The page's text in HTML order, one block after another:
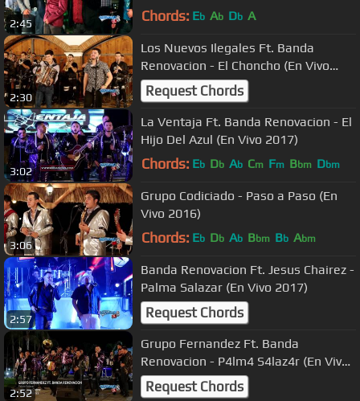
2:45
Guacho (En Vivo 2015)
Chords: Eb Ab Db A
2:30
Los Nuevos Ilegales Ft. Banda
Renovacion - El Choncho (En Vivo
2017)
Request Chords
3:02
La Ventaja Ft. Banda Renovacion - El
Hijo Del Azul (En Vivo 2017)
Chords: Eb Db Ab Cm Fm Bbm Dbm
3:06
Grupo Codiciado - Paso a Paso (En
Vivo 2016)
Chords: Eb Db Ab Bbm Bb Abm
2:57
Banda Renovacion Ft. Jesus Chairez -
Palma Salazar (En Vivo 2017)
Request Chords
2:52
Grupo Fernandez Ft. Banda
Renovacion - P4lm4 S4laz4r (En Vivo
2017)
Request Chords